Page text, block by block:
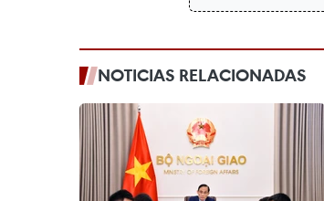
NOTICIAS RELACIONADAS